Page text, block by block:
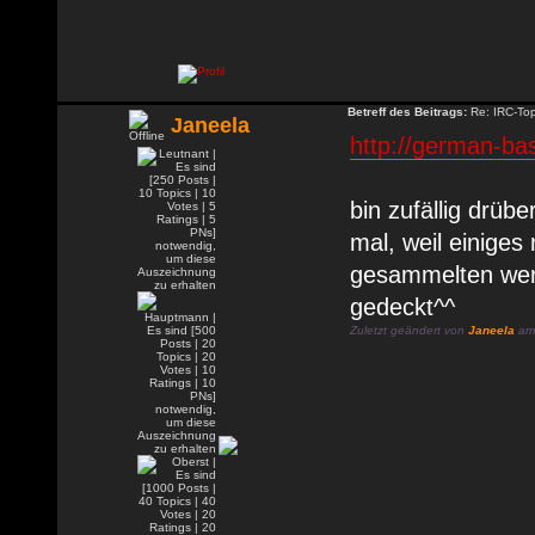
Janeela
Betreff des Beitrags: Re: IRC-
http://german-
bin zufällig
mal, weil einiges
gesammelten
gedeckt^^
Zuletzt geändert von Janeela